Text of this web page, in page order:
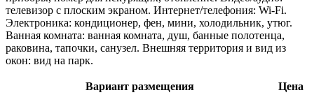
телевизор с плоским экраном. Интернет/телефония: Wi-Fi.
Электроника: кондиционер, фен, мини, холодильник, утюг.
Ванная комната: ванная комната, душ, банные полотенца,
раковина, тапочки, санузел. Внешняя территория и вид из
окон: вид на парк.
Вариант размещения
Цена